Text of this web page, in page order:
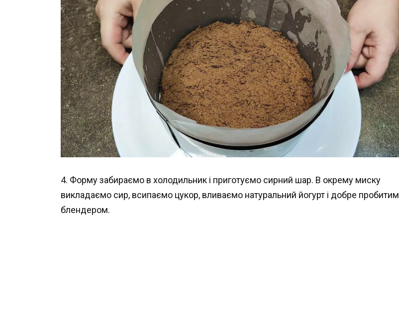
4. Форму забираємо в холодильник і приготуємо сирний шар. В окрему миску
викладаємо сир, всипаємо цукор, вливаємо натуральний йогурт і добре пробитим
блендером.